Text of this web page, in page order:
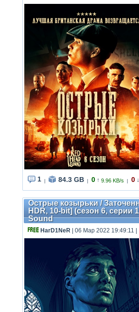
1 84.3 GB 0 ↑ 9.96 KB/s 0 ↓
Острые козырьки /
HDR, 10-bit] (сезон 6, серии
Sound
HarD1NeR | 06 Мар 2022 19:49:11